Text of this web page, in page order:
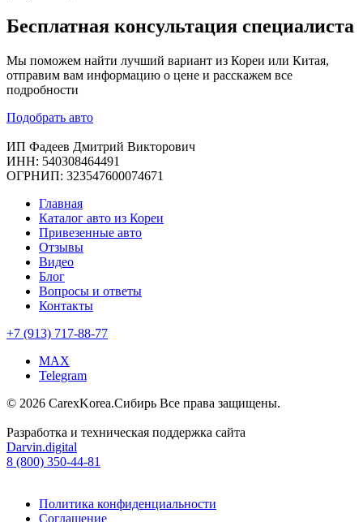
Бесплатная консультация специалиста
Мы поможем найти лучший вариант из Кореи или Китая,
отправим вам информацию о цене и расскажем все
подробности
Подобрать авто
ИП Фадеев Дмитрий Викторович
ИНН: 540308464491
ОГРНИП: 323547600074671
Главная
Каталог авто из Кореи
Привезенные авто
Отзывы
Видео
Блог
Вопросы и ответы
Контакты
+7 (913) 717-88-77
MAX
Telegram
© 2026 CarexKorea.Сибирь Все права защищены.
Разработка и техническая поддержка сайта
Darvin.digital
8 (800) 350-44-81
Политика конфиденциальности
Соглашение